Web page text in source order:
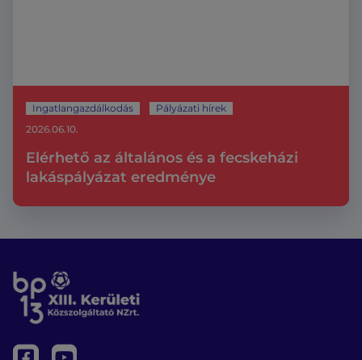
Ingatlangazdálkodás Pályázati hírek
Elérhető az általános és a fecskeházi
lakáspályázat eredménye
2026.06.10.